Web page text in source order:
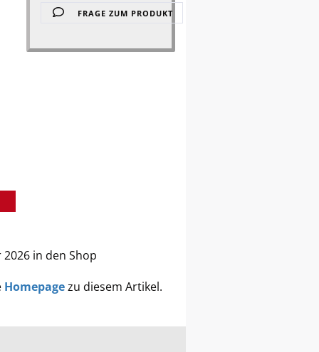
FRAGE ZUM PRODUKT
in den Shop
Homepagezu diesem Artikel.